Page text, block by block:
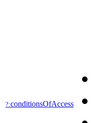
?:conditionsOfAccess